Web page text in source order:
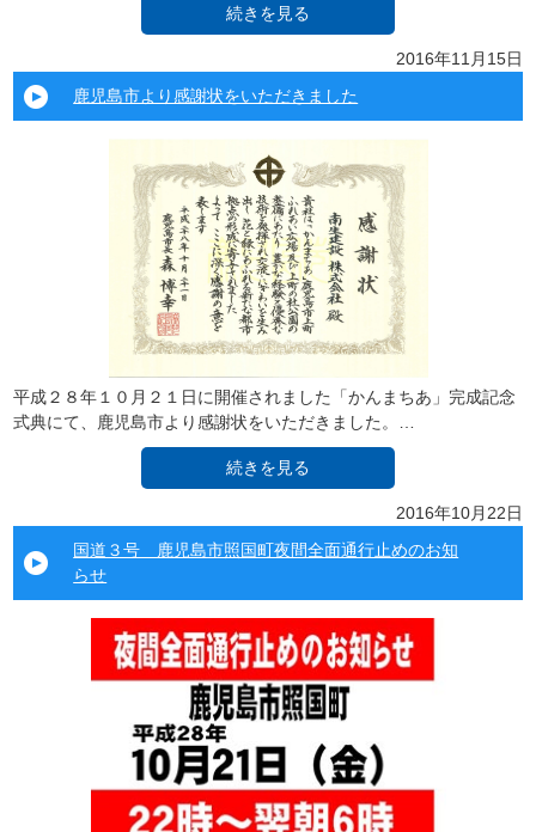
続きを見る
2016年11月15日
鹿児島市より感謝状をいただきました
平成２８年１０月２１日に開催されました「かんまちあ」完成記念
式典にて、鹿児島市より感謝状をいただきました。…
続きを見る
2016年10月22日
国道３号 鹿児島市照国町夜間全面通行止めのお知
らせ